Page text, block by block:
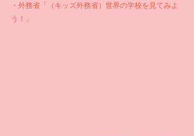
・外務省「（キッズ外務省）世界の学校を見てみよ
う！」